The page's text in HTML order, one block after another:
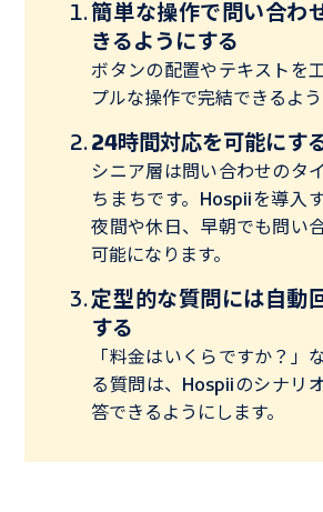
簡単な操作で問い合わ
きるようにする
ボタンの配置やテキストを
プルな操作で完結できるよう
24時間対応を可能にす
シニア層は問い合わせのタ
ちまちです。Hospiiを導入
夜間や休日、早朝でも問い
可能になります。
定型的な質問には自動
する
「料金はいくらですか？」
る質問は、Hospiiのシナリ
答できるようにします。